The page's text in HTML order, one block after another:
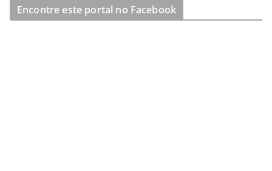
Encontre este portal no Facebook